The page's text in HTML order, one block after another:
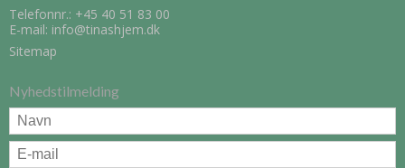
Telefonnr.: +45 40 51 83 00
E-mail: info@tinashjem.dk
Sitemap
Nyhedstilmelding